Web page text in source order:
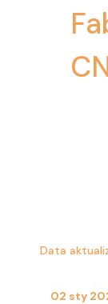
Data
02 sty